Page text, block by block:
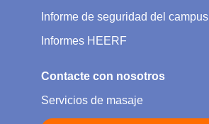
Informe de seguridad del campus
Informes HEERF
Contacte con nosotros
Servicios de masaje